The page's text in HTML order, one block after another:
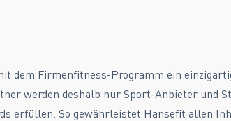
dem Firmenfitness-Programm ein
werden deshalb nur Sport-Anbieter und
erfüllen. So gewährleistet Hansefit allen